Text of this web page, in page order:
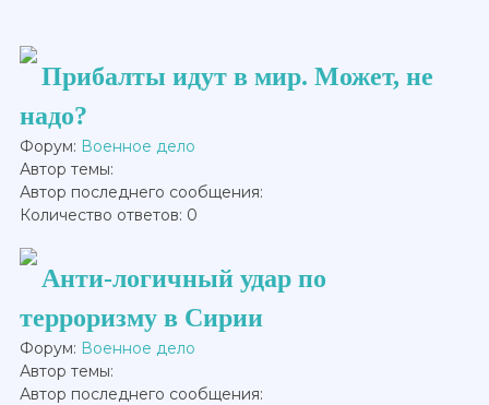
Прибалты идут в мир. Может, не
надо?
Форум: Военное дело
Автор темы:
Автор последнего сообщения:
Количество ответов: 0
Анти-логичный удар по
терроризму в Сирии
Форум: Военное дело
Автор темы:
Автор последнего сообщения: